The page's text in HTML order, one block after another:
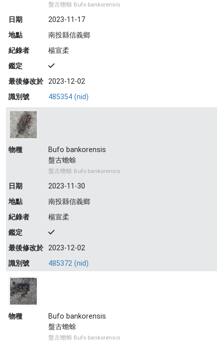
盤古蟾蜍 Bufo bankorensis
日期
2023-11-17
地點
南投縣信義鄉
紀錄者
楊宣柔
鑑定
最後修改於 2023-12-02
識別號
485354 (nid)
物種
Bufo bankorensis
盤古蟾蜍
盤古蟾蜍 Bufo bankorensis
日期
2023-11-30
地點
南投縣信義鄉
紀錄者
楊宣柔
鑑定
最後修改於 2023-12-02
識別號
485372 (nid)
物種
Bufo bankorensis
盤古蟾蜍
盤古蟾蜍 Bufo bankorensis